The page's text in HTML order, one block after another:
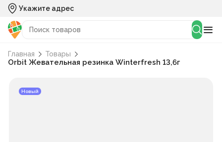
Укажите адрес
Главная Товары
Orbit Жевательная резинка Winterfresh 13,6г
Новый